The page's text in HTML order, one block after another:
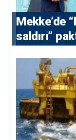
Mekke’de
saldırı”